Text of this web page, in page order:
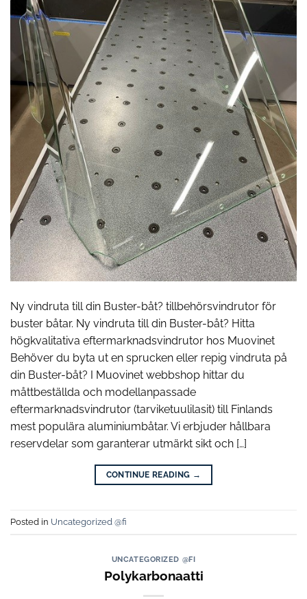
Ny vindruta till din Buster-båt? tillbehörsvindrutor för
buster båtar. Ny vindruta till din Buster-båt? Hitta
högkvalitativa eftermarknadsvindrutor hos Muovinet
Behöver du byta ut en sprucken eller repig vindruta på
din Buster-båt? I Muovinet webbshop hittar du
måttbeställda och modellanpassade
eftermarknadsvindrutor (tarviketuulilasit) till Finlands
mest populära aluminiumbåtar. Vi erbjuder hållbara
reservdelar som garanterar utmärkt sikt och […]
CONTINUE READING →
Posted in Uncategorized @fi
UNCATEGORIZED @FI
Polykarbonaatti